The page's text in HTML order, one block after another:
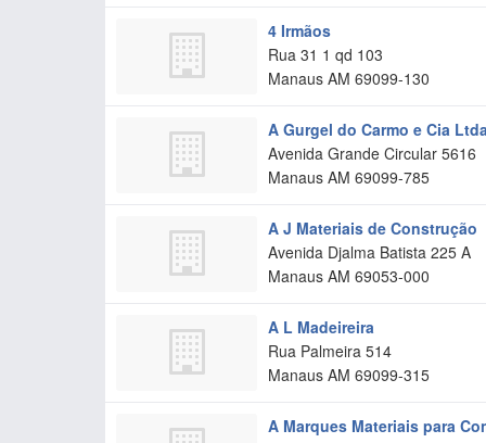
4 Irmãos
Rua 31 1 qd 103
Manaus AM 69099-130
A Gurgel do Carmo e Cia
Avenida Grande Circular 5616
Manaus AM 69099-785
A J Materiais de Construção
Avenida Djalma Batista 225 A
Manaus AM 69053-000
A L Madeireira
Rua Palmeira 514
Manaus AM 69099-315
A Marques Materiais para